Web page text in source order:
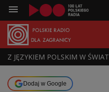
Z JĘZYKIEM POLSKIM W ŚWIAT
Dodaj w Google